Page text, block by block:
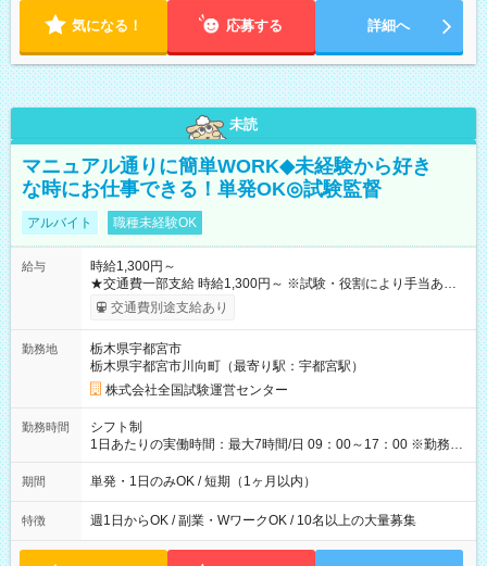
気になる！ 応募する 詳細へ
未読
マニュアル通りに簡単WORK◆未経験から好き
な時にお仕事できる！単発OK◎試験監督
アルバイト 職種未経験OK
給与
時給1,300円～
★交通費一部支給 時給1,300円～ ※試験・役割により手当あり
※勤務回数により昇給あり 【即給（前払い）オプションあ
り！】 希望される場合、勤務から1週間ほどで給与の一部を受け
例】 ・河合塾模擬試験 8:30～17:30（休憩1時間） 時給1,300円
×8時間＝日収10,400円＋交通費 ※当日の役割により時給＋100
円の場合あり ・国家試験 7:00～13:30（休憩なし） 時給1,300
円（役割手当＋100円）×6時間＝日収8,400円＋交通費 【試用期
間】試用期間なし
交通費別途支給あり
勤務地
栃木県宇都宮市
栃木県宇都宮市川向町（最寄り駅：宇都宮駅）
株式会社全国試験運営センター
勤務時間
シフト制
1日あたりの実働時間：最大7時間/日 09：00～17：00 ※勤務時
間は 試験により異なります。
期間 単発・1日のみOK / 短期（1ヶ月以内）
特徴 週1日からOK / 副業・WワークOK / 10名以上の大量募集